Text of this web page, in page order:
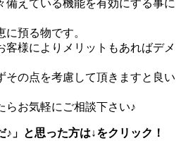
備えている機能を有効にする事に
預る物です。
客様によりメリットもあればデメ
その点を考慮して頂きますと良い
らお気軽にご相談下さい♪
♪」と思った方は↓をクリック！